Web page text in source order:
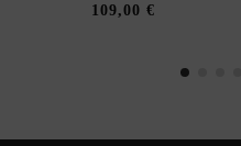
109,00 €